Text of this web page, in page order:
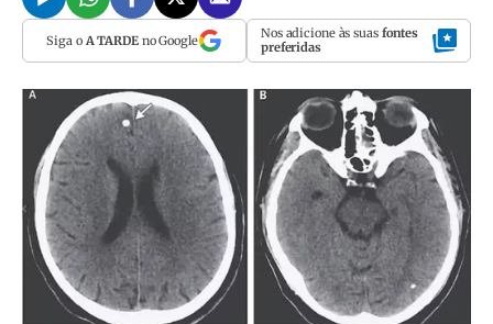
Siga o A TARDEno Google Nos adicione às suas fontes
preferidas